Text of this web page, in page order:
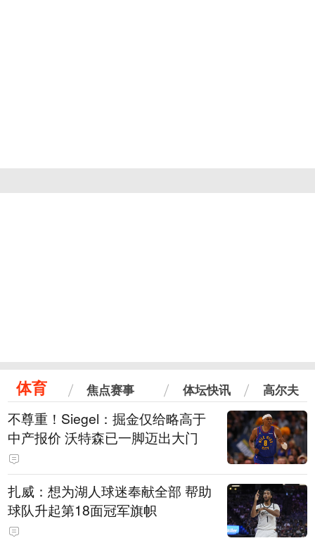
体育 焦点赛事 体坛快讯 高尔夫
不尊重！Siegel：掘金仅给略高于
中产报价 沃特森已一脚迈出大门
扎威：想为湖人球迷奉献全部 帮助
球队升起第18面冠军旗帜